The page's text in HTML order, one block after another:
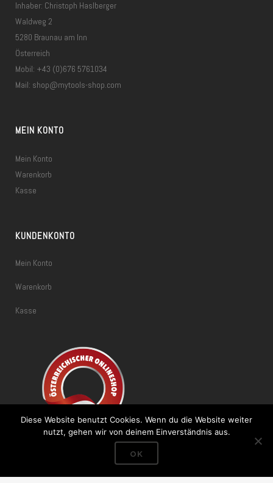
Inhaber: Christoph Haslberger
Waldweg 2
5280 Braunau am Inn
Österreich
Mobil: +43 (0)676 5761034
Mail: shop@mytools-shop.com
MEIN KONTO
Mein Konto
Warenkorb
Kasse
KUNDENKONTO
Mein Konto
Warenkorb
Kasse
Diese Website benutzt Cookies. Wenn du die Website weiter
nutzt, gehen wir von deinem Einverständnis aus.
OK